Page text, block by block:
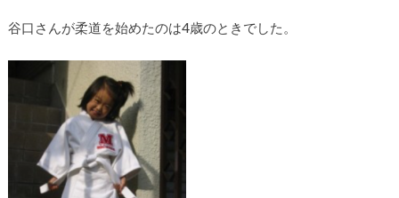
谷口さんが柔道を始めたのは4歳のときでした。